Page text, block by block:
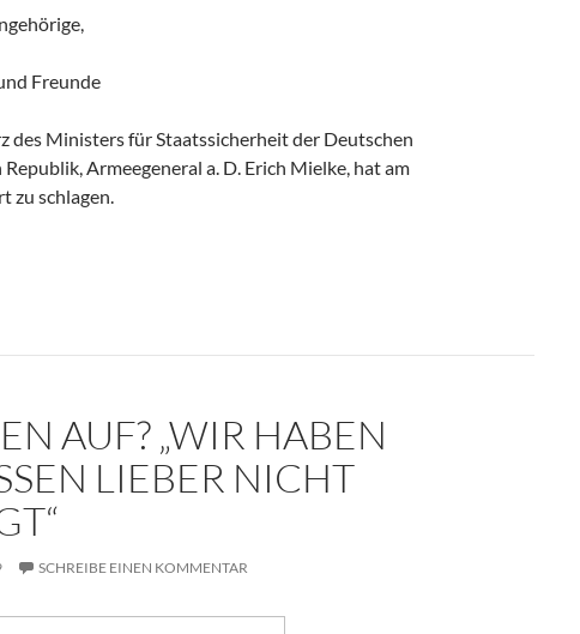
Freunde
des Ministers für Staatssicherheit der Deutschen
Armeegeneral a. D. Erich Mielke, hat am
zu schlagen.
Die Trauerrede für Erich Mielke (1907-2000)
AUF? „WIR HABEN
LIEBER NICHT
SCHREIBE EINEN KOMMENTAR